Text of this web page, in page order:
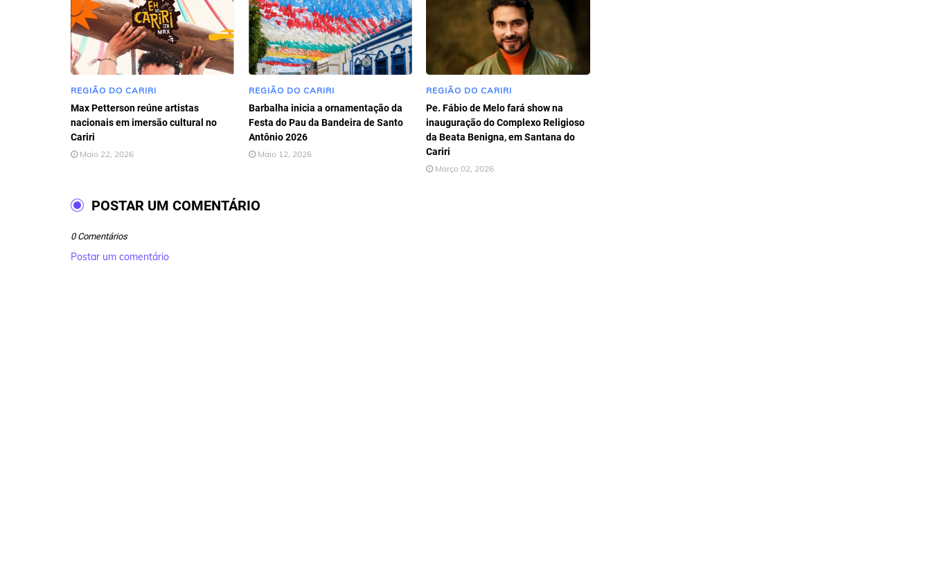
REGIÃO DO CARIRI
Max Petterson reúne artistas
nacionais em imersão cultural no
Cariri
Maio 22, 2026
REGIÃO DO CARIRI
Barbalha inicia a ornamentação da
Festa do Pau da Bandeira de Santo
Antônio 2026
Maio 12, 2026
REGIÃO DO CARIRI
Pe. Fábio de Melo fará show na
inauguração do Complexo Religioso
da Beata Benigna, em Santana do
Cariri
Março 02, 2026
POSTAR UM COMENTÁRIO
0 Comentários
Postar um comentário